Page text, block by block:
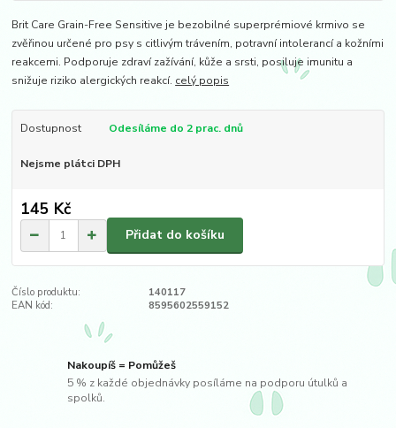
Brit Care Grain-Free Sensitive je bezobilné superprémiové krmivo se
zvěřinou určené pro psy s citlivým trávením, potravní intolerancí a kožními
reakcemi. Podporuje zdraví zažívání, kůže a srsti, posiluje imunitu a
snižuje riziko alergických reakcí. celý popis
Dostupnost Odesíláme do 2 prac. dnů
Nejsme plátci DPH
145 Kč
Přidat do košíku
Číslo produktu:
140117
EAN kód:
8595602559152
Nakoupíš = Pomůžeš
5 % z každé objednávky posíláme na podporu útulků a
spolků.